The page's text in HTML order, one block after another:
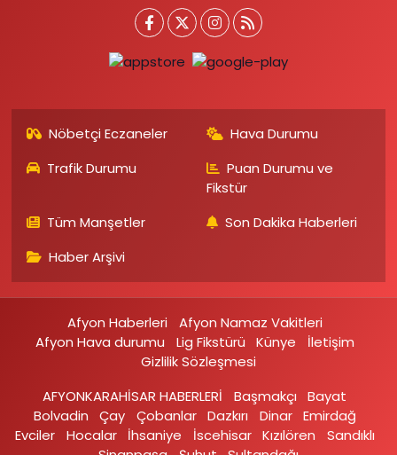
Nöbetçi Eczaneler
Hava Durumu
Trafik Durumu
Puan Durumu ve
Fikstür
Tüm Manşetler
Son Dakika Haberleri
Haber Arşivi
Afyon Haberleri
Afyon Namaz Vakitleri
Afyon Hava durumu
Lig Fikstürü Künye
İletişim
Gizlilik Sözleşmesi
AFYONKARAHİSAR HABERLERİ
Başmakçı
Bayat
Bolvadin
Çay Çobanlar Dazkırı Dinar Emirdağ‎
Evciler‎
Hocalar İhsaniye‎ İscehisar Kızılören‎
Sandıklı‎